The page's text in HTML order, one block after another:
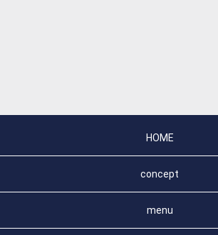
HOME
concept
menu